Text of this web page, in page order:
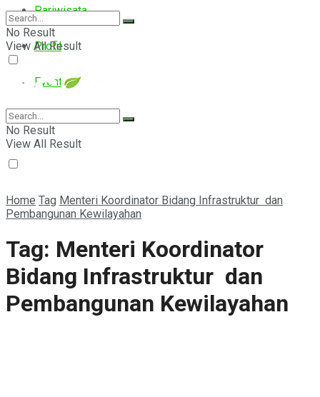
Pariwisata
Profil
Event
E-Magazine
No Result
View All Result
No Result
View All Result
Home Tag Menteri Koordinator Bidang Infrastruktur dan
Pembangunan Kewilayahan
Tag: Menteri Koordinator
Bidang Infrastruktur dan
Pembangunan Kewilayahan